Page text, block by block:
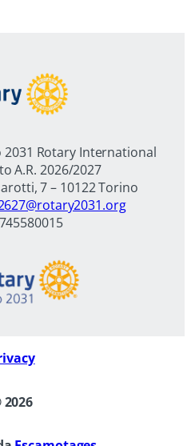
Rotary International
A.R. 2026/2027
7 – 10122 Torino
2026